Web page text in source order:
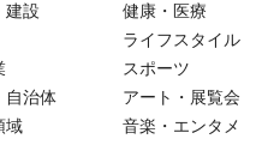
建設
自治体
域
健康・医療
ライフスタイル
スポーツ
アート・展覧会
音楽・エンタメ